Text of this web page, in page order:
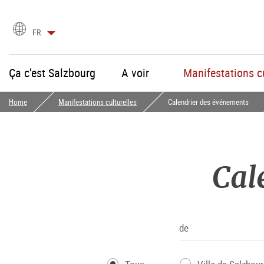
Choix
la
langue
FR
Ça c’est Salzbourg A voir Manifestations
Home Manifestations culturelles Calendrier des événements
de